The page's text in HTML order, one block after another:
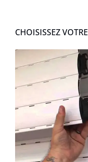
CHOISISSEZ